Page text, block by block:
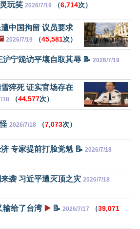
玩笑 2026/7/19 （6,714次）
中国拘留 议员要求
2026/7/19 （45,581次）
宁跪访平壤自取其辱 📝 2026/7/19
猝死 证实官场存在
18 （44,577次）
2026/7/18 （7,073次）
专家提前打脸党魁 📝 2026/7/18
袭 习近平遭灭顶之灾 2026/7/18
输给了台湾 ▶️ 📝 2026/7/17 （39,071